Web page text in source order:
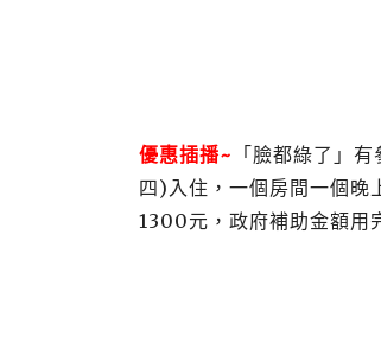
優惠插播~ 「臉都綠了」
四)入住，一個房間一個
1300元，政府補助金額用